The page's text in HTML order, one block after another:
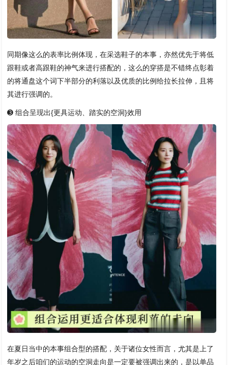
同期像这么的表率比例体现，在采选鞋子的本事，亦然优先于将低
跟鞋或者高跟鞋的神气来进行搭配的，这么的穿搭是不错终点彰着
的将通盘这个词下半部分的利落以及优质的比例给拉长拉伸，且将
其进行强调的。
➌ 组合呈现出{更具运动、踏实的空洞}效用
在夏日当中的本事组合型的搭配，关于诸位女性而言，尤其是上了
年岁之后咱们的运动的空洞走向是一定要被强调出来的，是以单品